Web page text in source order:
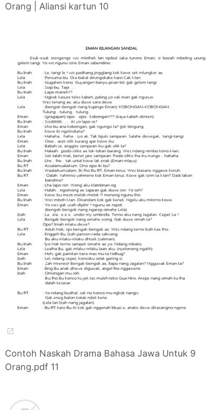
Orang | Aliansi kartun 10
Contoh Naskah Drama Bahasa Jawa Untuk 9
Orang.pdf 11